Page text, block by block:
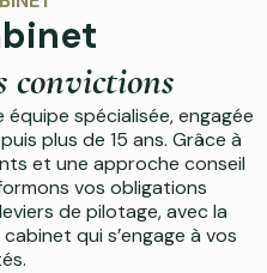
convictions
équipe spécialisée, engagée
plus de 15 ans. Grâce à
et une approche conseil
vos obligations
de pilotage, avec la
qui s’engage à vos